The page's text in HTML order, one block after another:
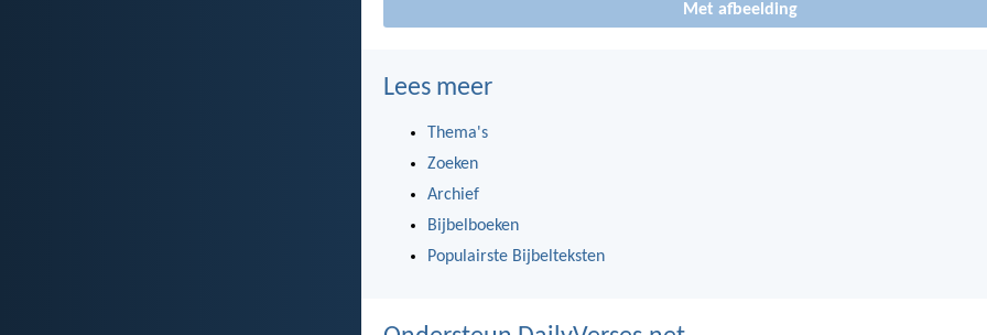
Met afbeelding
Lees meer
Thema's
Zoeken
Archief
Bijbelboeken
Populairste Bijbelteksten